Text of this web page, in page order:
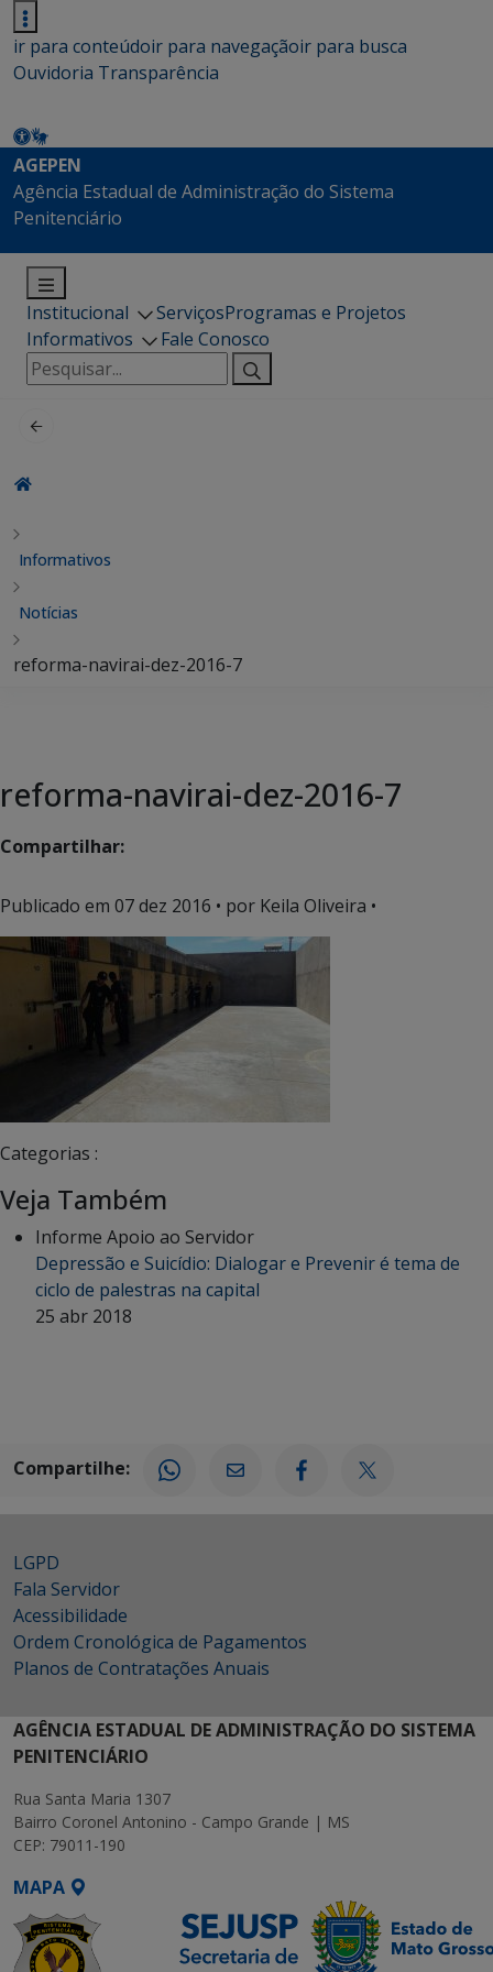
ir para conteúdoir para navegaçãoir para busca
Ouvidoria Transparência
AGEPEN
Agência Estadual de Administração do Sistema
Penitenciário
Institucional ServiçosProgramas e Projetos
Informativos
Fale Conosco
Pesquisar
por:
Informativos
Notícias
reforma-navirai-dez-2016-7
reforma-navirai-dez-2016-7
Compartilhar:
Publicado em 07 dez 2016 • por Keila Oliveira •
Categorias :
Veja Também
Informe Apoio ao Servidor
Depressão e Suicídio: Dialogar e Prevenir é tema de
ciclo de palestras na capital
25 abr 2018
Compartilhe:
LGPD
Fala Servidor
Acessibilidade
Ordem Cronológica de Pagamentos
Planos de Contratações Anuais
AGÊNCIA ESTADUAL DE ADMINISTRAÇÃO DO SISTEMA
PENITENCIÁRIO
Rua Santa Maria 1307
Bairro Coronel Antonino - Campo Grande | MS
CEP: 79011-190
MAPA